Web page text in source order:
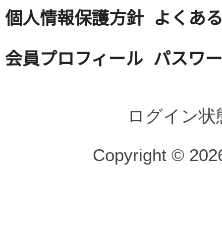
個人情報保護方針 よくあ
会員プロフィール パスワ
ログイン
Copyright ©